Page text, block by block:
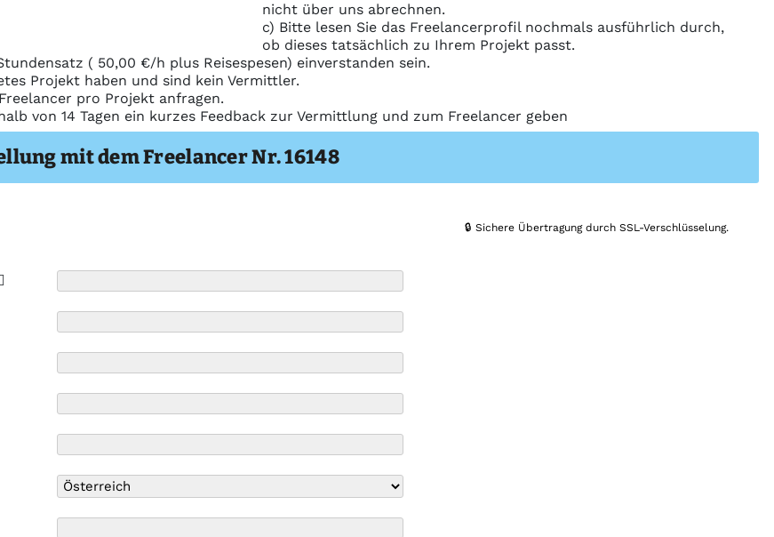
nicht über uns abrechnen.
c) Bitte lesen Sie das Freelancerprofil nochmals ausführlich durch,
ob dieses tatsächlich zu Ihrem Projekt passt.
( 50,00 €/h plus Reisespesen) einverstanden sein.
Projekt haben und sind kein Vermittler.
pro Projekt anfragen.
von 14 Tagen ein kurzes Feedback zur Vermittlung und zum Freelancer geben
mit dem Freelancer Nr. 16148
🔒 Sichere Übertragung durch SSL-Verschlüsselung.